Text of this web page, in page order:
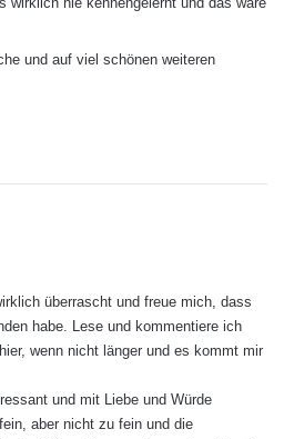
und auf viel schönen weiteren
überrascht und freue mich, dass
habe. Lese und kommentiere ich
wenn nicht länger und es kommt mir
und mit Liebe und Würde
aber nicht zu fein und die